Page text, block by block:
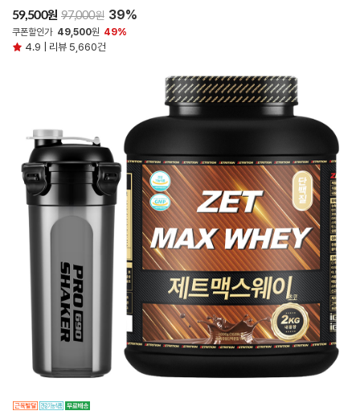
59,500원 97,000원 39%
쿠폰할인가 49,500원 49%
4.9 | 리뷰 5,660건